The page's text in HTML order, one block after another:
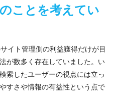
ことを考えてい
イト管理側の利益獲得だけが目
が数多く存在していました。い
索したユーザーの視点には立っ
すさや情報の有益性という点で